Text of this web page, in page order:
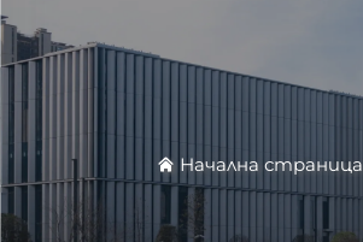
Начална страница